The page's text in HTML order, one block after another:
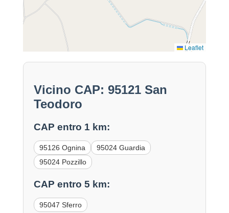
Leaflet
Vicino CAP: 95121 San
Teodoro
CAP entro 1 km:
95126 Ognina
95024 Guardia
95024 Pozzillo
CAP entro 5 km:
95047 Sferro